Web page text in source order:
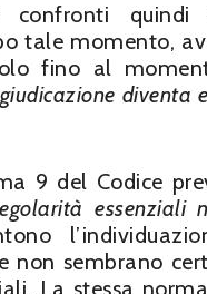
confronti
tale momento,
fino al
9 del Codice
essenziali
non sembrano
La stessa